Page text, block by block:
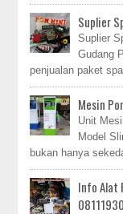
Suplier
Suplier
Gudang
penjualan paket
Mesin
Unit
Model
bukan hanya
Info Alat